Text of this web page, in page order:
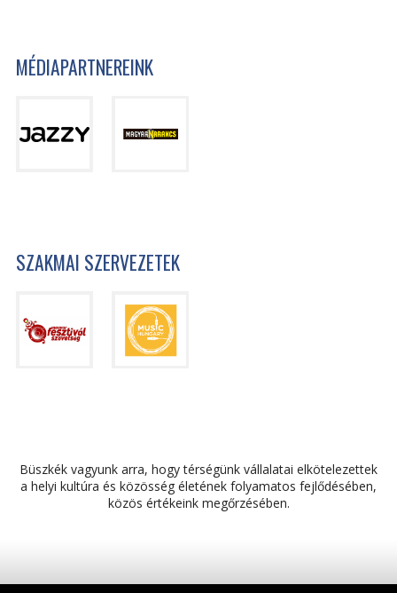
MÉDIAPARTNEREINK
SZAKMAI SZERVEZETEK
Büszkék vagyunk arra, hogy térségünk vállalatai elkötelezettek
a helyi kultúra és közösség életének folyamatos fejlődésében,
közös értékeink megőrzésében.